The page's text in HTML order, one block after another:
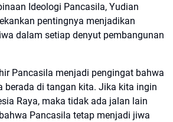
Ideologi Pancasila, Yudian
pentingnya menjadikan
dalam setiap denyut pembangunan
Pancasila menjadi pengingat bahwa
berada di tangan kita. Jika kita ingin
Raya, maka tidak ada jalan lain
Pancasila tetap menjadi jiwa